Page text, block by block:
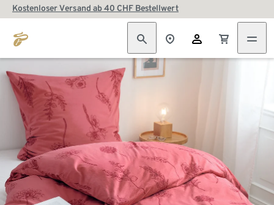
Kostenloser Versand ab 40 CHF Bestellwert